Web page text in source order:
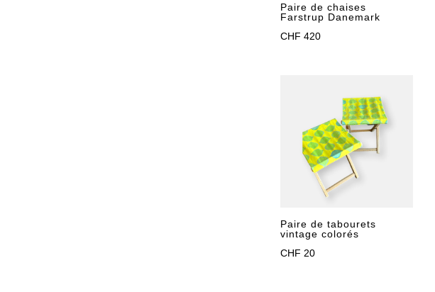
Paire de chaises
Farstrup Danemark
CHF 420
Paire de tabourets
vintage colorés
CHF 20